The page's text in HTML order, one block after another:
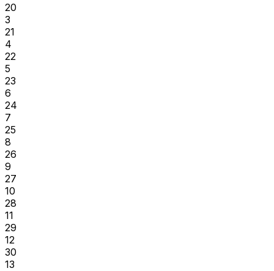
20
3
21
4
22
5
23
6
24
7
25
8
26
9
27
10
28
11
29
12
30
13